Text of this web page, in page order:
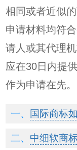
相同或者近似
申请材料均符
请人或其代理
应在30日内提
作为申请在先。
国际商标
中细软商